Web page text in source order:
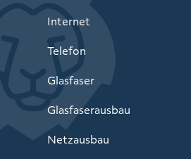
Internet
Telefon
Glasfaser
Glasfaserausbau
Netzausbau